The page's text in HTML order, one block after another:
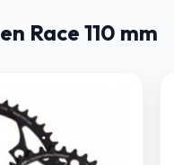
Race 110 mm